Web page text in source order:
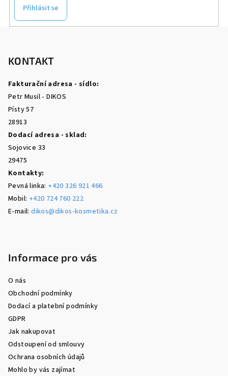
Přihlásit se
KONTAKT
Fakturační adresa - sídlo:
Petr Musil - DIKOS
Písty 57
28913
Dodací adresa - sklad:
Sojovice 33
29475
Kontakty:
Pevná linka: +420 326 921 466
Mobil: +420 724 760 222
E-mail:dikos@dikos-kosmetika.cz
Informace pro vás
O nás
Obchodní podmínky
Dodací a platební podmínky
GDPR
Jak nakupovat
Odstoupení od smlouvy
Ochrana osobních údajů
Mohlo by vás zajímat